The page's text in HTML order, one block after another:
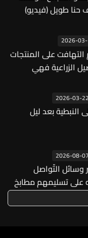
حنا طويل (فيديو)
2026-
التهافت على المنتجات
الزراعية فهي
2026-03-22
النبطية بعد ليل
2026-08-07
وسائل التّواصل
على تسليمهم مطابخ
هل من وقع ضحيّة